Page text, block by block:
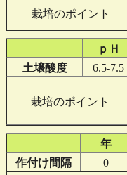
栽培のポイント
ｐＨ
土壌酸度
6.5-7.5
栽培のポイント
年
作付け間隔
0